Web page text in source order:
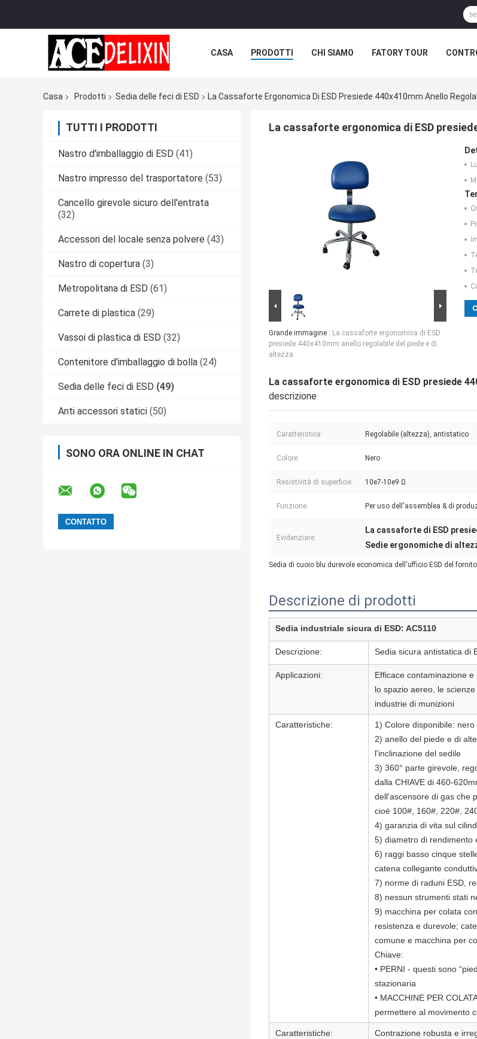
CASA PRODOTTI CHI SIAMO FATORY TOUR
Casa Prodotti Sedia delle feci di ESD La Cassaforte Ergonomica Di ESD Presiede 440x410mm Anello
TUTTI I PRODOTTI
Nastro d'imballaggio di ESD (41)
Nastro impresso del trasportatore (53)
Cancello girevole sicuro dell'entrata
(32)
Accessori del locale senza polvere (43)
Nastro di copertura (3)
Metropolitana di ESD (61)
Carrete di plastica (29)
Vassoi di plastica di ESD (32)
Contenitore d'imballaggio di bolla (24)
Sedia delle feci di ESD (49)
Anti accessori statici (50)
SONO ORA ONLINE IN CHAT
La cassaforte ergonomica di ESD
Grande immagine : La cassaforte ergonomica di ESD
presiede 440x410mm anello regolabile del piede e di
altezza
La cassaforte ergonomica di ESD presiede
descrizione
Caratteristica: Regolabile (altezza), antistatico
Colore: Nero
Resistività di superficie: 10e7-10e9 Ω
Funzione: Per uso dell'assemblea & di
Evidenziare:
La cassaforte di ESD
Sedie ergonomiche di
Sedia di cuoio blu durevole economica dell'ufficio ESD del
Descrizione di prodotti
Sedia industriale sicura di ESD: AC5110
Descrizione: Sedia sicura antistatica di
Applicazioni:
Efficace contaminazione
lo spazio aereo, le
industrie di munizioni
Caratteristiche:
1) Colore disponibile:
2) anello del piede e di
l'inclinazione del sedile
3) 360° parte girevole,
dalla CHIAVE di 460-
dell'ascensore di gas che
cioè 100#, 160#, 220#,
4) garanzia di vita sul
5) diametro di rendimento
6) raggi basso cinque
catena collegante
7) norme di raduni ESD,
8) nessun strumenti stati
9) macchina per colata
resistenza e durevole;
comune e macchina per
Chiave:
• PERNI - questi sono
stazionaria
• MACCHINE PER
permettere al movimento
Caratteristiche:
Contrazione robusta e